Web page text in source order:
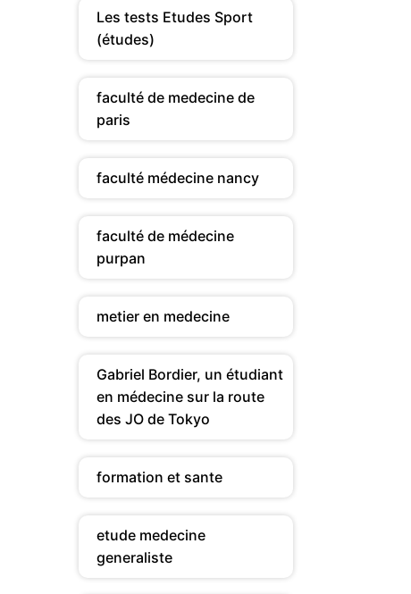
Les tests Etudes Sport
(études)
faculté de medecine de
paris
faculté médecine nancy
faculté de médecine
purpan
metier en medecine
Gabriel Bordier, un étudiant
en médecine sur la route
des JO de Tokyo
formation et sante
etude medecine
generaliste